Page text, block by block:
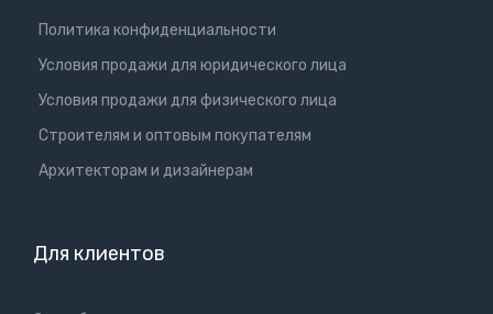
Политика конфиденциальности
Условия продажи для юридического лица
Условия продажи для физического лица
Cтроителям и оптовым покупателям
Aрхитекторам и дизайнерам
Для клиентов